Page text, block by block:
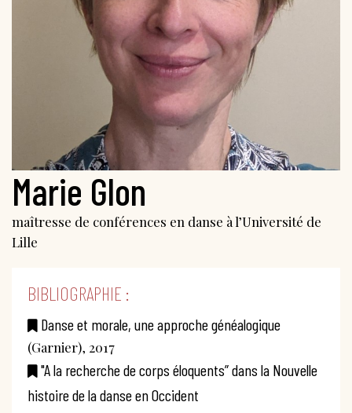
Marie Glon
maîtresse de conférences en danse à l’Université de
Lille
BIBLIOGRAPHIE :
Danse et morale, une approche généalogique
(Garnier), 2017
"A la recherche de corps éloquents” dans la Nouvelle
histoire de la danse en Occident